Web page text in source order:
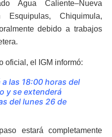
Agua Caliente–Nueva
Chiquimula,
debido a trabajos
oficial, el IGM informó:
las 18:00 horas del
y se extenderá
del lunes 26 de
estará completamente